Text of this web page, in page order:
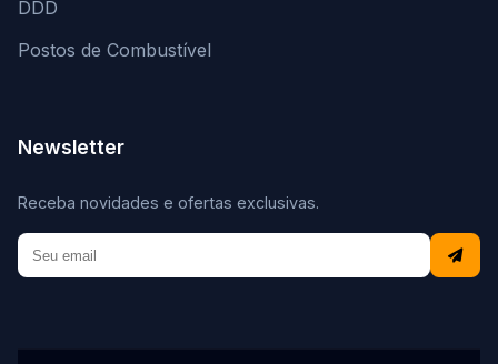
DDD
Postos de Combustível
Newsletter
Receba novidades e ofertas exclusivas.